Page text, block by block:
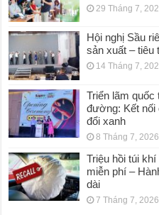
29 Tháng 7,
Hội nghị Sầu
sản xuất – tiêu
14 Tháng 7,
Triển lãm
đường: Kết nối
đổi xanh
8 Tháng 7, 2026
Triệu hồi túi
miễn phí –
dài
7 Tháng 7, 2026